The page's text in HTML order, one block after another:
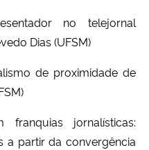
no telejornal
Dias (UFSM)
de proximidade de
franquias jornalísticas:
a partir da convergência